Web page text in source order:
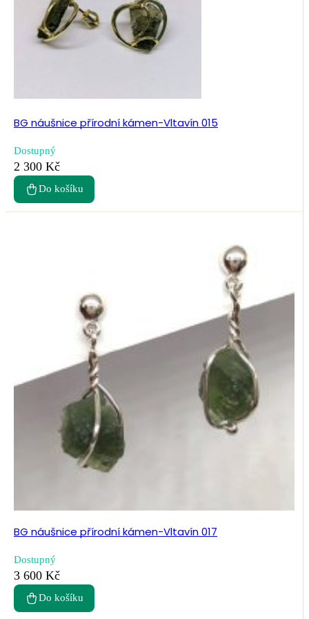
BG náušnice přírodní kámen-Vltavín 015
Dostupný
2 300 Kč
Do košíku
BG náušnice přírodní kámen-Vltavín 017
Dostupný
3 600 Kč
Do košíku